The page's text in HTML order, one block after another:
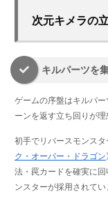
次元キメラの
キルパーツを
ゲームの序盤はキルパ
ーンを返す立ち回りが理
初手でリバースモンス
ク・オーバー・ドラゴン
法・罠カードを確実に回
ンスターが採用されてい